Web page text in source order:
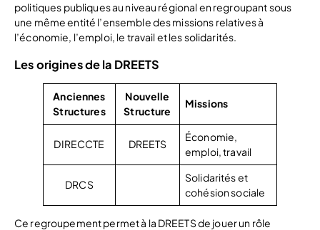
politiques publiques au niveau régional en regroupant sous
une même entité l’ensemble des missions relatives à
l’économie, l’emploi, le travail et les solidarités.
Les originesde la DREETS
Anciennes
Structures
Nouvelle
Structure
Missions
DIRECCTE DREETS
Économie,
emploi, travail
DRCS
Solidarités et
cohésion sociale
Ce regroupement permet à la DREETS de jouer un rôle